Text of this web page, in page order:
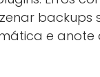
backups
e